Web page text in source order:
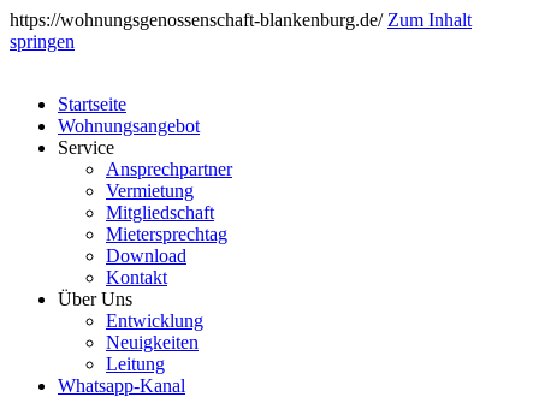
https://wohnungsgenossenschaft-blankenburg.de/ Zum Inhalt
springen
Startseite
Wohnungsangebot
Service
Ansprechpartner
Vermietung
Mitgliedschaft
Mietersprechtag
Download
Kontakt
Über Uns
Entwicklung
Neuigkeiten
Leitung
Whatsapp-Kanal